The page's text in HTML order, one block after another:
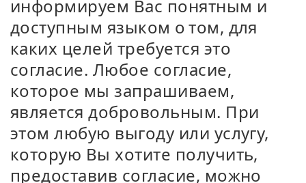
информируем Вас понятным и
доступным языком о том, для
каких целей требуется это
согласие. Любое согласие,
которое мы запрашиваем,
является добровольным. При
этом любую выгоду или услугу,
которую Вы хотите получить,
предоставив согласие, можно